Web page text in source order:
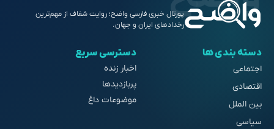
پورتال خبری فارسی واضح؛ روایت شفاف از مهم‌ترین
رخدادهای ایران و جهان.
دسته بندی ها
اجتماعی
اقتصادی
بین الملل
سیاسی
دسترسی سریع
اخبار زنده
پربازدیدها
موضوعات داغ